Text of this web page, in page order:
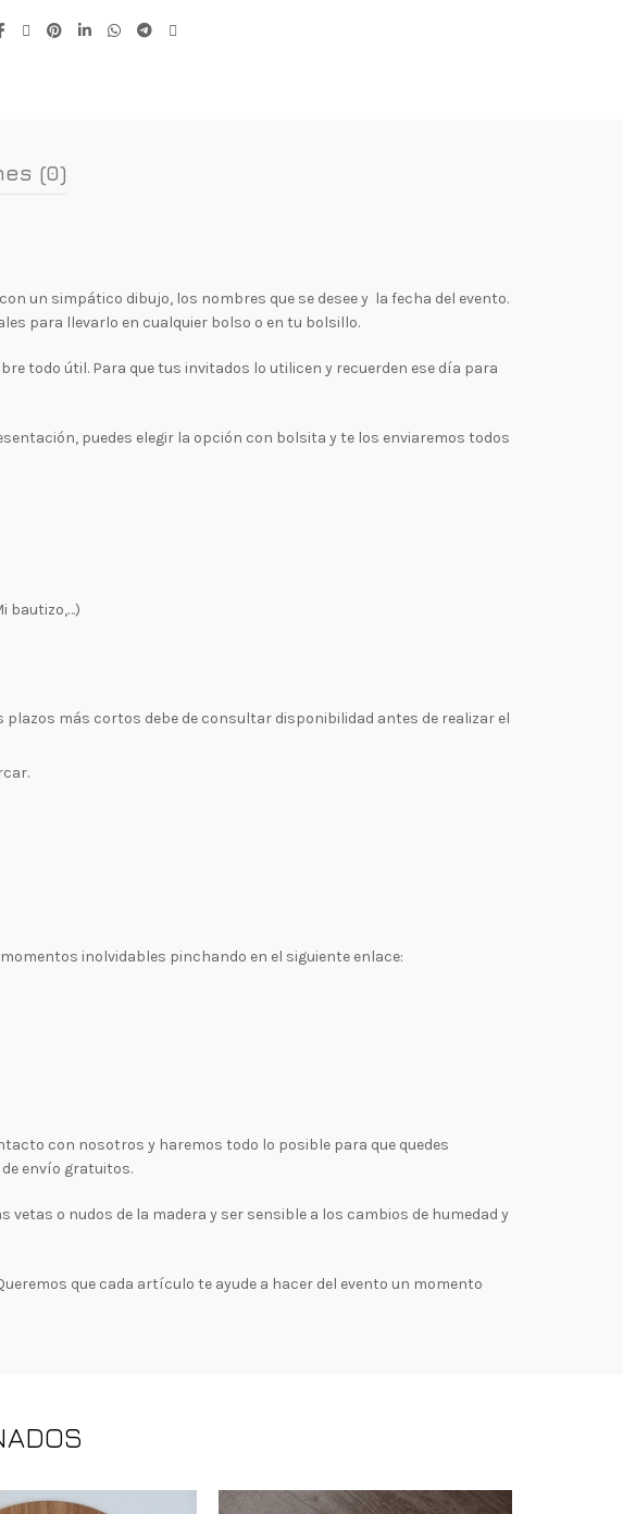
(0)
un simpático dibujo, los nombres que se desee y la fecha del evento.
para llevarlo en cualquier bolso o en tu bolsillo.
todo útil. Para que tus invitados lo utilicen y recuerden ese día para
puedes elegir la opción con bolsita y te los enviaremos todos
bautizo,…)
plazos más cortos debe de consultar disponibilidad antes de realizar el
inolvidables pinchando en el siguiente enlace:
con nosotros y haremos todo lo posible para que quedes
envío gratuitos.
o nudos de la madera y ser sensible a los cambios de humedad y
que cada artículo te ayude a hacer del evento un momento